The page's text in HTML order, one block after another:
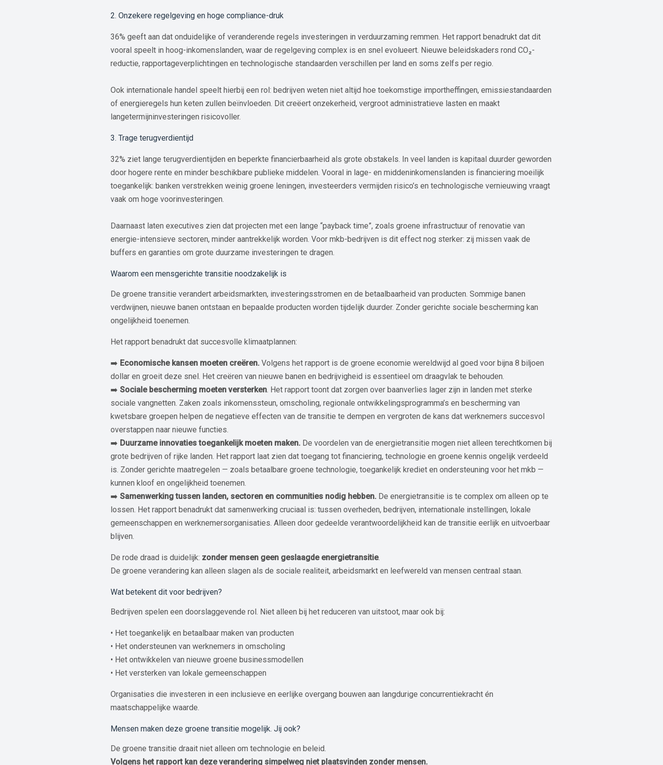
2. Onzekere regelgeving en hoge compliance-druk
36% geeft aan dat onduidelijke of veranderende regels investeringen in verduurzaming remmen. Het rapport benadrukt dat dit
vooral speelt in hoog-inkomenslanden, waar de regelgeving complex is en snel evolueert. Nieuwe beleidskaders rond CO₂-
reductie, rapportageverplichtingen en technologische standaarden verschillen per land en soms zelfs per regio.
Ook internationale handel speelt hierbij een rol: bedrijven weten niet altijd hoe toekomstige importheffingen, emissiestandaarden
of energieregels hun keten zullen beïnvloeden. Dit creëert onzekerheid, vergroot administratieve lasten en maakt
langetermijninvesteringen risicovoller.
3. Trage terugverdientijd
32% ziet lange terugverdientijden en beperkte financierbaarheid als grote obstakels. In veel landen is kapitaal duurder geworden
door hogere rente en minder beschikbare publieke middelen. Vooral in lage- en middeninkomenslanden is financiering moeilijk
toegankelijk: banken verstrekken weinig groene leningen, investeerders vermijden risico’s en technologische vernieuwing vraagt
vaak om hoge voorinvesteringen.
Daarnaast laten executives zien dat projecten met een lange “payback time”, zoals groene infrastructuur of renovatie van
energie-intensieve sectoren, minder aantrekkelijk worden. Voor mkb-bedrijven is dit effect nog sterker: zij missen vaak de
buffers en garanties om grote duurzame investeringen te dragen.
Waarom een mensgerichte transitie noodzakelijk is
De groene transitie verandert arbeidsmarkten, investeringsstromen en de betaalbaarheid van producten. Sommige banen
verdwijnen, nieuwe banen ontstaan en bepaalde producten worden tijdelijk duurder. Zonder gerichte sociale bescherming kan
ongelijkheid toenemen.
Het rapport benadrukt dat succesvolle klimaatplannen:
➡️ Economische kansen moeten creëren. Volgens het rapport is de groene economie wereldwijd al goed voor bijna 8 biljoen
dollar en groeit deze snel. Het creëren van nieuwe banen en bedrijvigheid is essentieel om draagvlak te behouden.
➡️ Sociale bescherming moeten versterken. Het rapport toont dat zorgen over baanverlies lager zijn in landen met sterke
sociale vangnetten. Zaken zoals inkomenssteun, omscholing, regionale ontwikkelingsprogramma’s en bescherming van
kwetsbare groepen helpen de negatieve effecten van de transitie te dempen en vergroten de kans dat werknemers succesvol
overstappen naar nieuwe functies.
➡️ Duurzame innovaties toegankelijk moeten maken. De voordelen van de energietransitie mogen niet alleen terechtkomen bij
grote bedrijven of rijke landen. Het rapport laat zien dat toegang tot financiering, technologie en groene kennis ongelijk verdeeld
is. Zonder gerichte maatregelen — zoals betaalbare groene technologie, toegankelijk krediet en ondersteuning voor het mkb —
kunnen kloof en ongelijkheid toenemen.
➡️ Samenwerking tussen landen, sectoren en communities nodig hebben. De energietransitie is te complex om alleen op te
lossen. Het rapport benadrukt dat samenwerking cruciaal is: tussen overheden, bedrijven, internationale instellingen, lokale
gemeenschappen en werknemersorganisaties. Alleen door gedeelde verantwoordelijkheid kan de transitie eerlijk en uitvoerbaar
blijven.
De rode draad is duidelijk: zonder mensen geen geslaagde energietransitie.
De groene verandering kan alleen slagen als de sociale realiteit, arbeidsmarkt en leefwereld van mensen centraal staan.
Wat betekent dit voor bedrijven?
Bedrijven spelen een doorslaggevende rol. Niet alleen bij het reduceren van uitstoot, maar ook bij:
• Het toegankelijk en betaalbaar maken van producten
• Het ondersteunen van werknemers in omscholing
• Het ontwikkelen van nieuwe groene businessmodellen
• Het versterken van lokale gemeenschappen
Organisaties die investeren in een inclusieve en eerlijke overgang bouwen aan langdurige concurrentiekracht én
maatschappelijke waarde.
Mensen maken deze groene transitie mogelijk. Jij ook?
De groene transitie draait niet alleen om technologie en beleid.
Volgens het rapport kan deze verandering simpelweg niet plaatsvinden zonder mensen.